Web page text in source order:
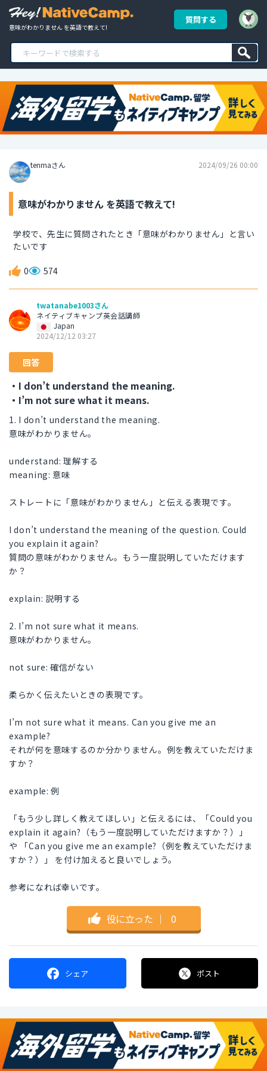
意味がわかりません を英語で教えて!
質問する
tenmaさん 2024/09/26 00:00
意味がわかりません を英語で教えて!
学校で、先生に質問されたとき「意味がわかりません」と言い
たいです
0 574
twatanabe1003さん
ネイティブキャンプ英会話講師
Japan
2024/12/12 03:27
回答
・I don’t understand the meaning.
・I’m not sure what it means.
1. I don’t understand the meaning.
意味がわかりません。
understand: 理解する
meaning: 意味
ストレートに「意味がわかりません」と伝える表現です。
I don’t understand the meaning of the question. Could
you explain it again?
質問の意味がわかりません。もう一度説明していただけます
か？
explain: 説明する
2. I’m not sure what it means.
意味がわかりません。
not sure: 確信がない
柔らかく伝えたいときの表現です。
I’m not sure what it means. Can you give me an
example?
それが何を意味するのか分かりません。例を教えていただけま
すか？
example: 例
「もう少し詳しく教えてほしい」と伝えるには、「Could you
explain it again?（もう一度説明していただけますか？）」
や 「Can you give me an example?（例を教えていただけま
すか？）」 を付け加えると良いでしょう。
参考になれば幸いです。
役に立った ｜ 0
シェア ポスト